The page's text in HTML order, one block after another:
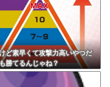
ど素早くて攻撃力高いやつだ
勝てるんじゃね？